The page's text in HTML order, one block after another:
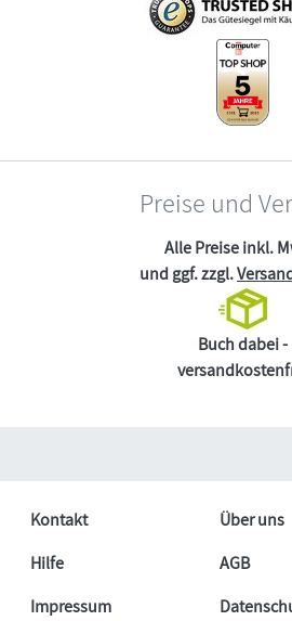
Preise und
Alle Preise inkl.
und ggf. zzgl.
Buch dabei -
Kontakt
Über uns
Hilfe
AGB
Impressum